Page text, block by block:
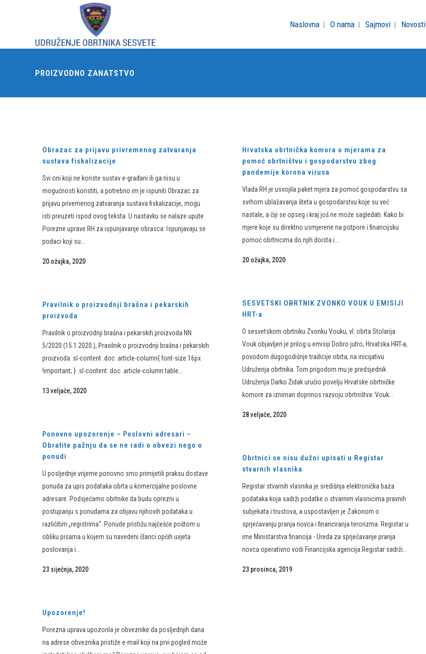
Naslovna O nama Sajmovi Novosti
PROIZVODNO ZANATSTVO
Obrazac za prijavu privremenog zatvaranja
sustava fiskalizacije
Svi oni koji ne koriste sustav e-građani ili ga nisu u
mogućnosti koristiti, a potrebno im je ispuniti Obrazac za
prijavu privemenog zatvaranja sustava fiskalizacije, mogu
isti preuzeti ispod ovog teksta. U nastavku se nalaze upute
Porezne uprave RH za ispunjavanje obrasca: Ispunjavaju se
podaci koji su...
20 ožujka, 2020
Hrvatska obrtnička komora o mjerama za
pomoć obrtništvu i gospodarstvu zbog
pandemije korona virusa
Vlada RH je usvojila paket mjera za pomoć gospodarstvu sa
svrhom ublažavanja šteta u gospodarstvu koje su već
nastale, a čiji se opseg i kraj još ne može sagledati. Kako bi
mjere koje su direktno usmjerene na potpore i financijsku
pomoć obrtnicima do njih doista i...
20 ožujka, 2020
SESVETSKI OBRTNIK ZVONKO VOUK U EMISIJI
HRT-a
O sesvetskom obrtniku Zvonku Vouku, vl. obrta Stolarija
Vouk objavljen je prilog u emisiji Dobro jutro, Hrvatska HRT-a,
povodom dugogodišnje tradicije obrta, na inicijativu
Udruženja obrtnika. Tom prigodom mu je predsjednik
Udruženja Darko Židak uručio povelju Hrvatske obrtničke
komore za izniman doprinos razvoju obrtništva. Vouk...
28 veljače, 2020
Pravilnik o proizvodnji brašna i pekarskih
proizvoda
Pravilnik o proizvodnji brašna i pekarskih proizvoda NN
5/2020 (15.1.2020.), Pravilnik o proizvodnji brašna i pekarskih
proizvoda .sl-content .doc .article-column{ font-size:16px
!important; } .sl-content .doc .article-column table...
13 veljače, 2020
Ponovno upozorenje – Poslovni adresari –
Obratite pažnju da se ne radi o obvezi nego o
ponudi
U posljednje vrijeme ponovno smo primijetili praksu dostave
ponuda za upis podataka obrta u komercijalne poslovne
adresare. Podsjećamo obrtnike da budu oprezni u
postupanju s ponudama za objavu njihovih podataka u
različitim „registrima“. Ponude pristižu najčešće poštom u
obliku pisama u kojem su navedeni članci općih uvjeta
poslovanja i...
23 siječnja, 2020
Obrtnici se nisu dužni upisati u Registar
stvarnih vlasnika
Registar stvarnih vlasnika je središnja elektronička baza
podataka koja sadrži podatke o stvarnim vlasnicima pravnih
subjekata i trustova, a uspostavljen je Zakonom o
sprječavanju pranja novca i financiranja terorizma. Registar u
ime Ministarstva financija - Ureda za sprječavanje pranja
novca operativno vodi Financijska agencija.Registar sadrži...
23 prosinca, 2019
Upozorenje!
Porezna uprava upozorila je obveznike da posljednjih dana
na adrese obveznika pristiže e-mail koji na prvi pogled može